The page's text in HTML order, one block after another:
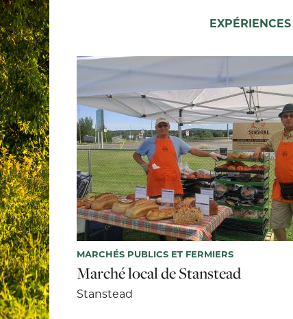
MARCHÉS PUBLICS ET FERMIERS
Marché local de Stanstead
Stanstead